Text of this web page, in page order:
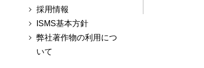
採用情報
ISMS基本方針
弊社著作物の利用につ
いて